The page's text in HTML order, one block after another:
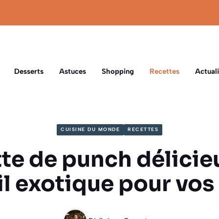
Desserts Astuces Shopping Recettes
CUISINE DU MONDE RECETTES
de punch
exotique pour vos